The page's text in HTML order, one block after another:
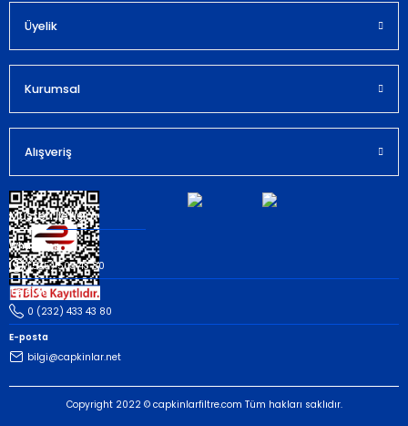
Bu ürüne benzer farklı alternatifler olmalı.
Üyelik
Kurumsal
Alışveriş
Müşteri İletişim
Whatsapp
(535) 503 43 80
Telefon
0 (232) 433 43 80
E-posta
bilgi@capkinlar.net
Copyright 2022 © capkinlarfiltre.com Tüm hakları saklıdır.